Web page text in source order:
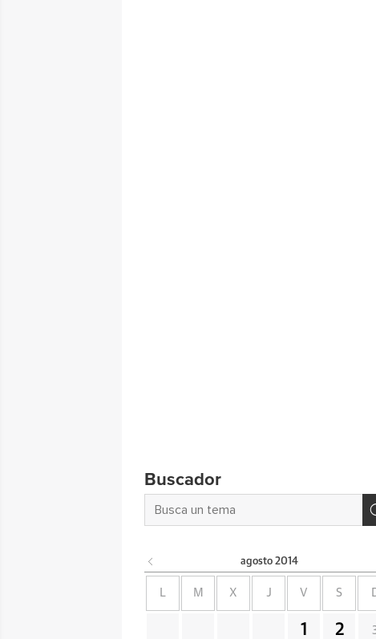
Buscador
agosto 2014
L M X J V S
1 2